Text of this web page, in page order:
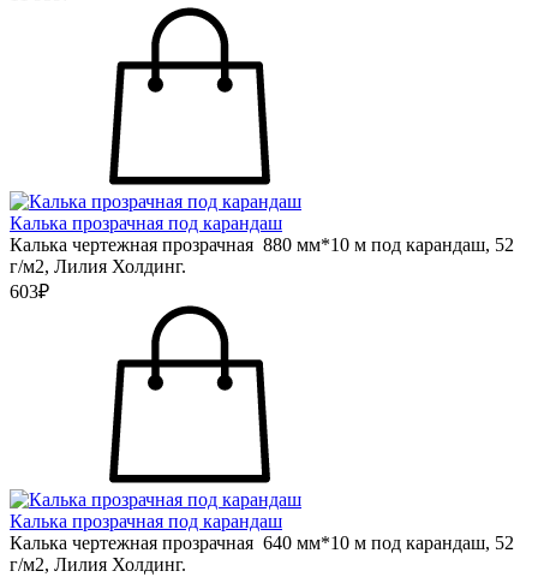
Калька прозрачная под карандаш
Калька чертежная прозрачная 880 мм*10 м под карандаш, 52
г/м2, Лилия Холдинг.
603₽
Калька прозрачная под карандаш
Калька чертежная прозрачная 640 мм*10 м под карандаш, 52
г/м2, Лилия Холдинг.